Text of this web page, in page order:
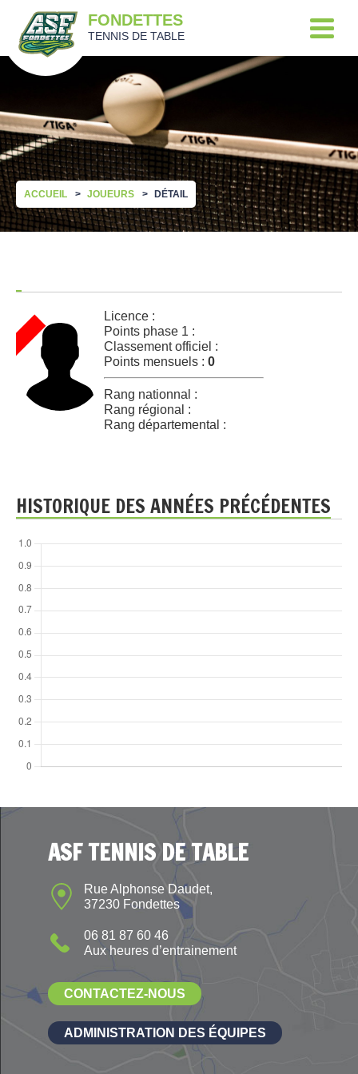
FONDETTES
TENNIS DE TABLE
ACCUEIL JOUEURS DÉTAIL
Licence :
Points phase 1 :
Classement officiel :
Points mensuels : 0
Rang nationnal :
Rang régional :
Rang départemental :
HISTORIQUE DES ANNÉES PRÉCÉDENTES
ASF TENNIS DE TABLE
Rue Alphonse Daudet,
37230 Fondettes
06 81 87 60 46
Aux heures d’entrainement
CONTACTEZ-NOUS
ADMINISTRATION DES ÉQUIPES